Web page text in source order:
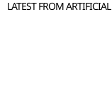
LATEST FROM